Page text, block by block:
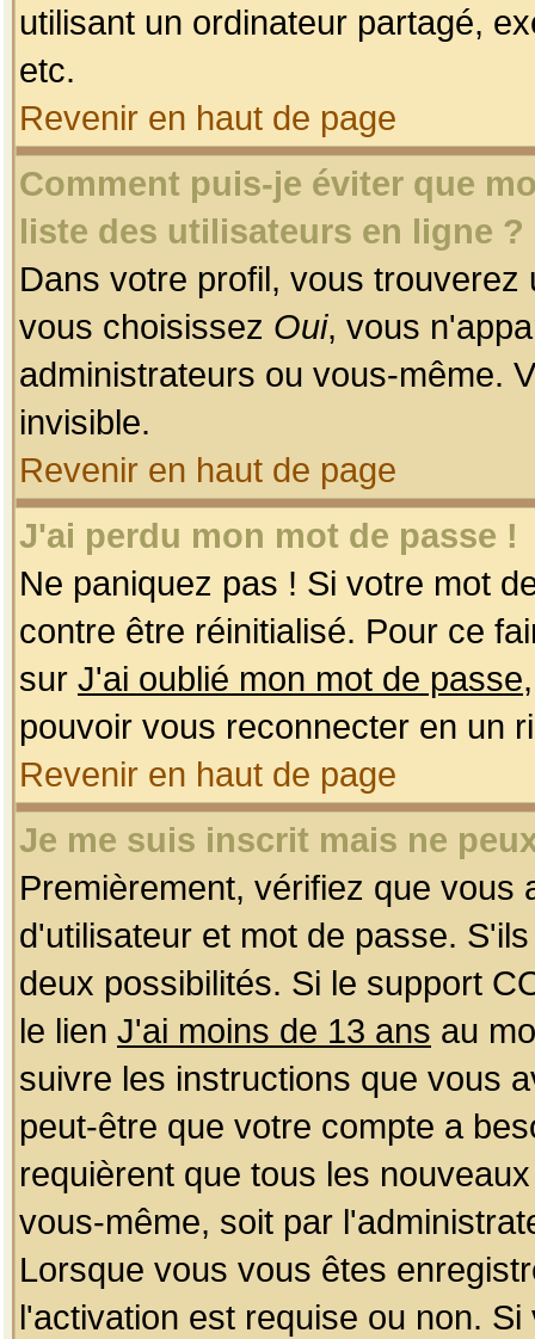
utilisant un ordinateur partagé,
etc.
Revenir en haut de page
Comment puis-je éviter que
liste des utilisateurs en ligne ?
Dans votre profil, vous
vous choisissez Oui, vous
administrateurs ou vous-même.
invisible.
Revenir en haut de page
J'ai perdu mon mot de passe !
Ne paniquez pas ! Si votre mot
contre être réinitialisé. Pour ce
sur J'ai oublié mon mot de passe
pouvoir vous reconnecter en un
Revenir en haut de page
Je me suis inscrit mais ne
Premièrement, vérifiez que
d'utilisateur et mot de passe.
deux possibilités. Si le support
le lien J'ai moins de 13 ans au
suivre les instructions que vous
peut-être que votre compte a
requièrent que tous les
vous-même, soit par
Lorsque vous vous êtes
l'activation est requise ou non.